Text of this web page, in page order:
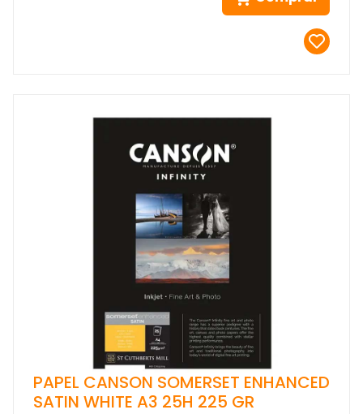
PAPEL CANSON SOMERSET ENHANCED
SATIN WHITE A3 25H 225 GR